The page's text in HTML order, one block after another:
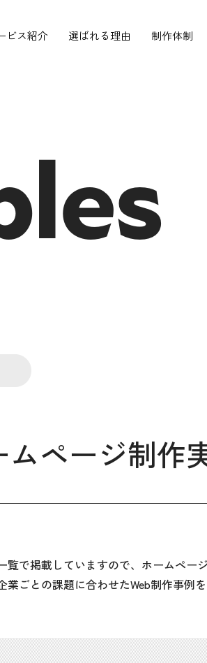
ビス紹介 選ばれる理由 制作体制
ページ制作
で掲載していますので、ホームペー
ごとの課題に合わせたWeb制作事例を